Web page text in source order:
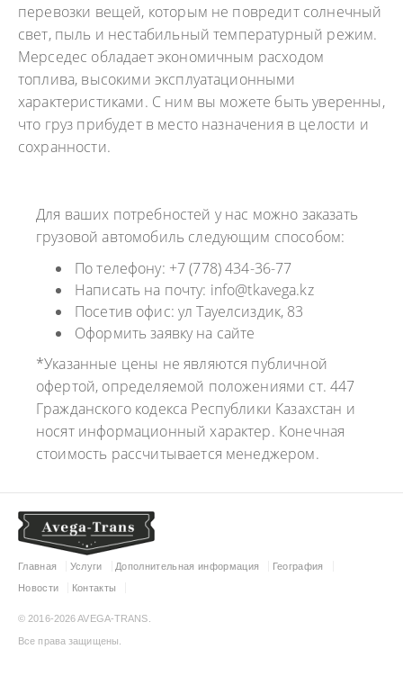
перевозки вещей, которым не повредит солнечный
свет, пыль и нестабильный температурный режим.
Мерседес обладает экономичным расходом
топлива, высокими эксплуатационными
характеристиками. С ним вы можете быть уверенны,
что груз прибудет в место назначения в целости и
сохранности.
Для ваших потребностей у нас можно заказать
грузовой автомобиль следующим способом:
По телефону: +7 (778) 434-36-77
Написать на почту: info@tkavega.kz
Посетив офис: ул Тауелсиздик, 83
Оформить заявку на сайте
*Указанные цены не являются публичной
офертой, определяемой положениями ст. 447
Гражданского кодекса Республики Казахстан и
носят информационный характер. Конечная
стоимость рассчитывается менеджером.
Главная Услуги Дополнительная информация
География
Новости
Контакты
© 2016-2026 AVEGA-TRANS.
Все права защищены.